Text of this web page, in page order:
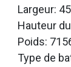
Largeur:
Hauteur
Poids:
Type de